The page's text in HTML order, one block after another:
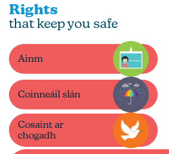
Rights
that keep you safe
Ainm
Coinneáil slán
Cosaint ar
chogadh